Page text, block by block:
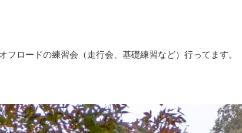
ロードの練習会（走行会、基礎練習など）行ってます。